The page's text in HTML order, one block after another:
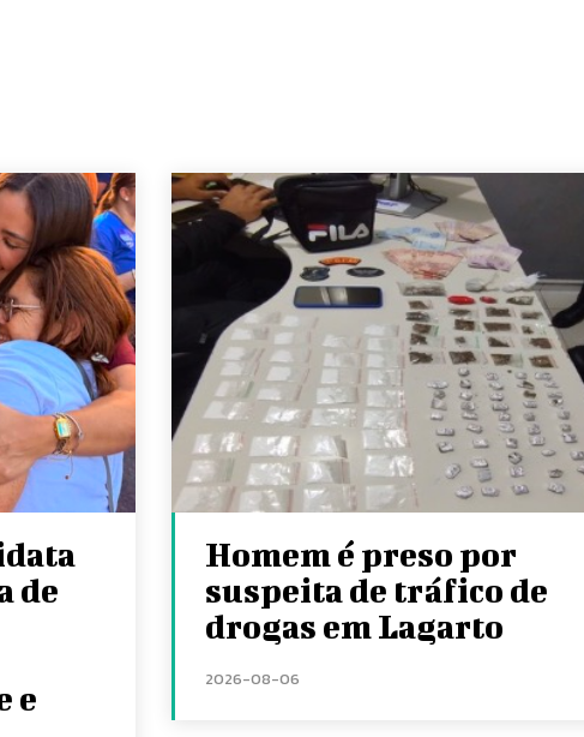
de
e
Homem é preso por
suspeita de tráfico de
drogas em Lagarto
2026-08-06